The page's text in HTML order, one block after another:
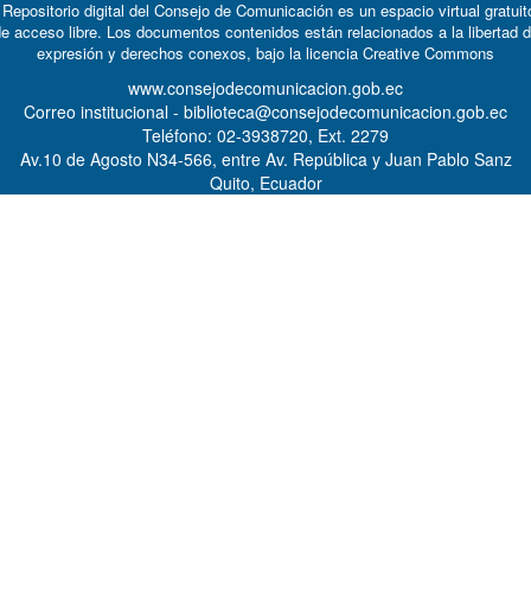
digital del Consejo de Comunicación es un espacio virtual
acceso libre. Los documentos contenidos están relacionados a la libertad
expresión y derechos conexos, bajo la licencia Creative Commons
www.consejodecomunicacion.gob.ec
Correo institucional - biblioteca@consejodecomunicacion.gob.ec
Teléfono: 02-3938720, Ext. 2279
Av.10 de Agosto N34-566, entre Av. República y Juan Pablo Sanz
Quito, Ecuador